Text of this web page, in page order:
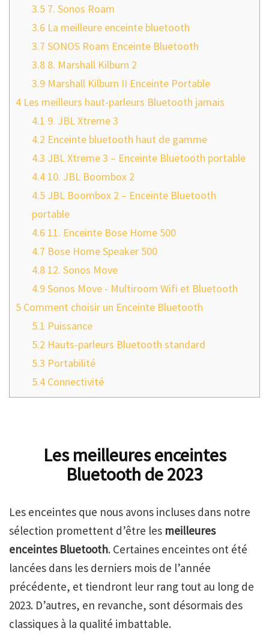
3.5 7. Sonos Roam
3.6 La meilleure enceinte bluetooth
3.7 SONOS Roam Enceinte Bluetooth
3.8 8. Marshall Kilburn 2
3.9 Marshall Kilburn II Enceinte Portable
4 Les meilleurs haut-parleurs Bluetooth jamais
4.1 9. JBL Xtreme 3
4.2 Enceinte bluetooth haut de gamme
4.3 JBL Xtreme 3 – Enceinte Bluetooth portable
4.4 10. JBL Boombox 2
4.5 JBL Boombox 2 – Enceinte Bluetooth
portable
4.6 11. Enceinte Bose Home 500
4.7 Bose Home Speaker 500
4.8 12. Sonos Move
4.9Sonos Move - Multiroom Wifi et Bluetooth
5 Comment choisir un Enceinte Bluetooth
5.1 Puissance
5.2 Hauts-parleurs Bluetooth standard
5.3 Portabilité
5.4 Connectivité
Les meilleures enceintes
Bluetooth de 2023
Les enceintes que nous avons incluses dans notre
sélection promettent d’être les meilleures
enceintes Bluetooth. Certaines enceintes ont été
lancées dans les derniers mois de l’année
précédente, et tiendront leur rang tout au long de
2023. D’autres, en revanche, sont désormais des
classiques à la qualité imbattable.